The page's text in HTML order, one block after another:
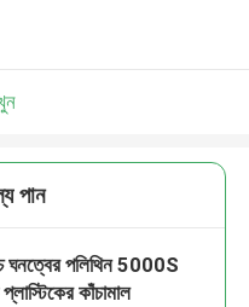
পান
ঘনত্বের পলিথিন 5000S
কাঁচামাল